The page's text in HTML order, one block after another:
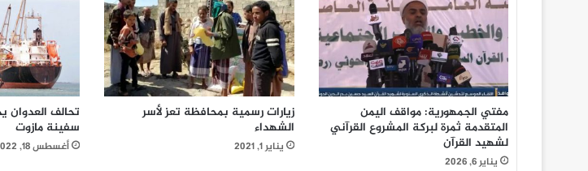
مفتي الجمهورية: مواقف اليمن
المتقدمة ثمرة لبركة المشروع القرآني
لشهيد القرآن
يناير 6, 2026
زيارات رسمية بمحافظة تعز لأسر
الشهداء
يناير 1, 2021
تحالف العدوان
سفينة مازوت
أغسطس 18, 2022